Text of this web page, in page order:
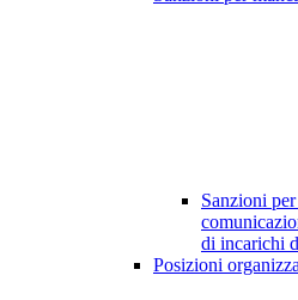
Sanzioni
di incarichi
Posizioni